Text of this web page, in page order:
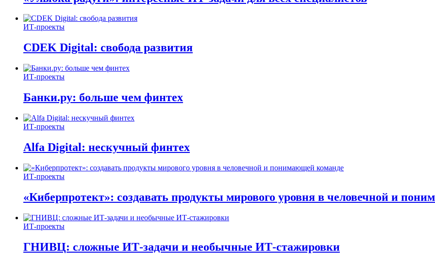
ИТ-проекты
CDEK Digital: свобода развития
ИТ-проекты
Банки.ру: больше чем финтех
ИТ-проекты
Alfa Digital: нескучный финтех
ИТ-проекты
«Киберпротект»: создавать продукты мирового уровня в человечной и
ИТ-проекты
ГНИВЦ: сложные ИТ‑задачи и необычные ИТ‑стажировки